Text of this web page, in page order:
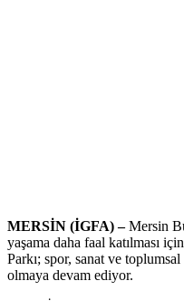
MERSİN (İGFA) –Mersin
yaşama daha faal katılması
Parkı; spor, sanat ve
olmaya devam ediyor.